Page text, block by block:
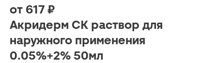
от 617 ₽
Акридерм СК раствор для
наружного применения
0.05%+2% 50мл